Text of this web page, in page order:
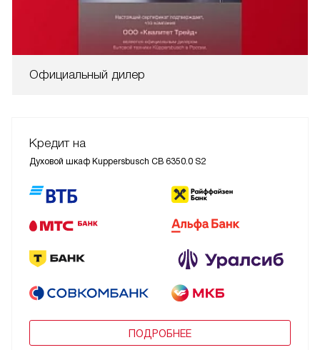
Официальный дилер
Кредит на
Духовой шкаф Kuppersbusch CB 6350.0 S2
ПОДРОБНЕЕ